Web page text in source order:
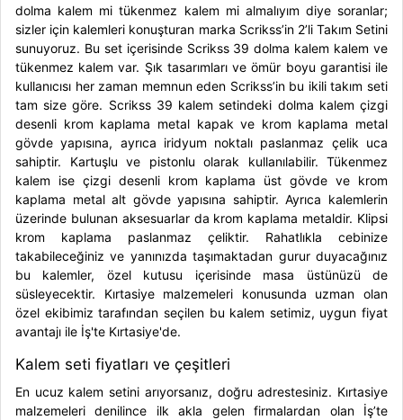
dolma kalem mi tükenmez kalem mi almalıyım diye soranlar;
sizler için kalemleri konuşturan marka Scrikss’in 2’li Takım Setini
sunuyoruz. Bu set içerisinde Scrikss 39 dolma kalem kalem ve
tükenmez kalem var. Şık tasarımları ve ömür boyu garantisi ile
kullanıcısı her zaman memnun eden Scrikss’in bu ikili takım seti
tam size göre. Scrikss 39 kalem setindeki dolma kalem çizgi
desenli krom kaplama metal kapak ve krom kaplama metal
gövde yapısına, ayrıca iridyum noktalı paslanmaz çelik uca
sahiptir. Kartuşlu ve pistonlu olarak kullanılabilir. Tükenmez
kalem ise çizgi desenli krom kaplama üst gövde ve krom
kaplama metal alt gövde yapısına sahiptir. Ayrıca kalemlerin
üzerinde bulunan aksesuarlar da krom kaplama metaldir. Klipsi
krom kaplama paslanmaz çeliktir. Rahatlıkla cebinize
takabileceğiniz ve yanınızda taşımaktadan gurur duyacağınız
bu kalemler, özel kutusu içerisinde masa üstünüzü de
süsleyecektir. Kırtasiye malzemeleri konusunda uzman olan
özel ekibimiz tarafından seçilen bu kalem setimiz, uygun fiyat
avantajı ile İş'te Kırtasiye'de.
Kalem seti fiyatları ve çeşitleri
En ucuz kalem setini arıyorsanız, doğru adrestesiniz. Kırtasiye
malzemeleri denilince ilk akla gelen firmalardan olan İş’te